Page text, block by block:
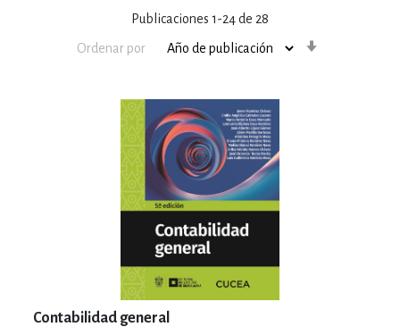
Publicaciones 1-24de 28
Ordenar por
Contabilidad general